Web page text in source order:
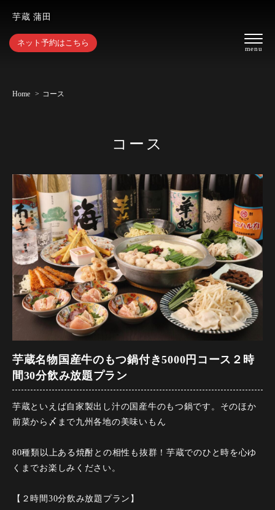
芋蔵 蒲田
ネット予約はこちら
Home コース
コース
芋蔵名物国産牛のもつ鍋付き5000円コース２時
間30分飲み放題プラン
芋蔵といえば自家製出し汁の国産牛のもつ鍋です。そのほか
前菜から〆まで九州各地の美味いもん
80種類以上ある焼酎との相性も抜群！芋蔵でのひと時を心ゆ
くまでお楽しみください。
【２時間30分飲み放題プラン】